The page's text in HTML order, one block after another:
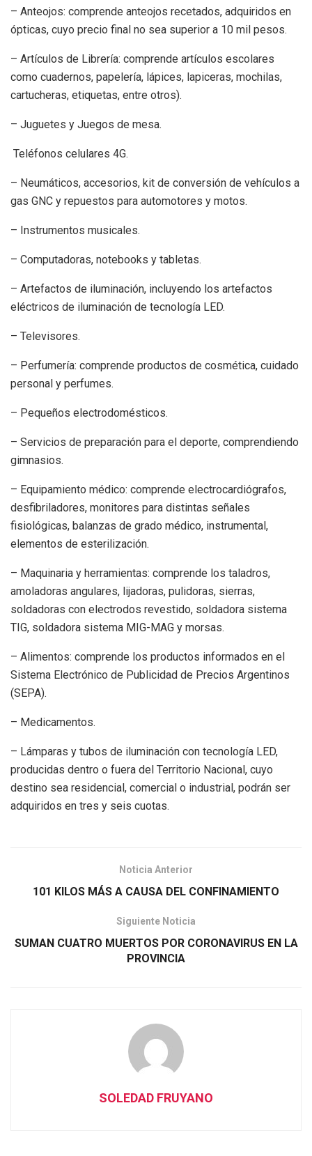
– Anteojos: comprende anteojos recetados, adquiridos en
ópticas, cuyo precio final no sea superior a 10 mil pesos.
– Artículos de Librería: comprende artículos escolares
como cuadernos, papelería, lápices, lapiceras, mochilas,
cartucheras, etiquetas, entre otros).
– Juguetes y Juegos de mesa.
Teléfonos celulares 4G.
– Neumáticos, accesorios, kit de conversión de vehículos a
gas GNC y repuestos para automotores y motos.
– Instrumentos musicales.
– Computadoras, notebooks y tabletas.
– Artefactos de iluminación, incluyendo los artefactos
eléctricos de iluminación de tecnología LED.
– Televisores.
– Perfumería: comprende productos de cosmética, cuidado
personal y perfumes.
– Pequeños electrodomésticos.
– Servicios de preparación para el deporte, comprendiendo
gimnasios.
– Equipamiento médico: comprende electrocardiógrafos,
desfibriladores, monitores para distintas señales
fisiológicas, balanzas de grado médico, instrumental,
elementos de esterilización.
– Maquinaria y herramientas: comprende los taladros,
amoladoras angulares, lijadoras, pulidoras, sierras,
soldadoras con electrodos revestido, soldadora sistema
TIG, soldadora sistema MIG-MAG y morsas.
– Alimentos: comprende los productos informados en el
Sistema Electrónico de Publicidad de Precios Argentinos
(SEPA).
– Medicamentos.
– Lámparas y tubos de iluminación con tecnología LED,
producidas dentro o fuera del Territorio Nacional, cuyo
destino sea residencial, comercial o industrial, podrán ser
adquiridos en tres y seis cuotas.
Noticia Anterior
101 KILOS MÁS A CAUSA DEL CONFINAMIENTO
Siguiente Noticia
SUMAN CUATRO MUERTOS POR CORONAVIRUS EN LA
PROVINCIA
SOLEDAD FRUYANO